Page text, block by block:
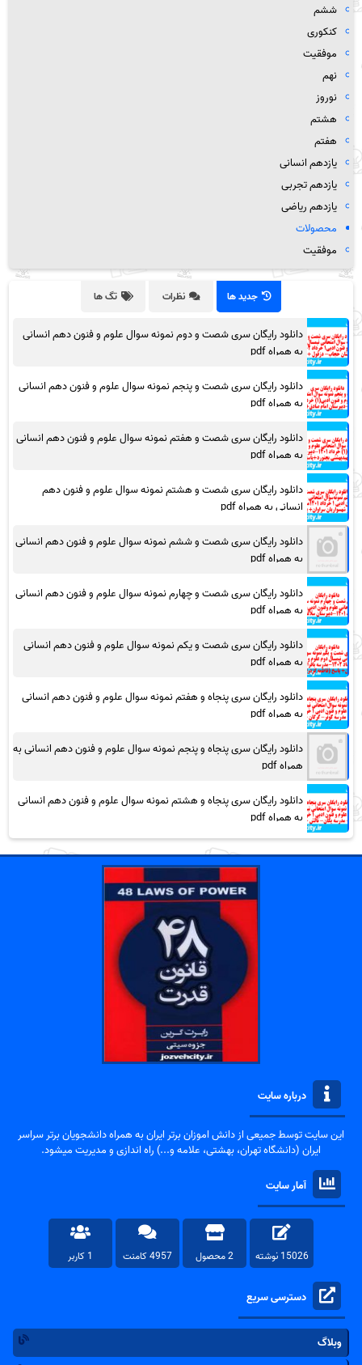
ششم
کنکوری
موفقیت
نهم
نوروز
هشتم
هفتم
یازدهم انسانی
یازدهم تجربی
یازدهم ریاضی
محصولات
موفقیت
جدید ها نظرات تگ ها
دانلود رایگان سری شصت و دوم نمونه سوال علوم و فنون دهم انسانی
به همراه pdf
دانلود رایگان سری شصت و پنجم نمونه سوال علوم و فنون دهم انسانی
به همراه pdf
دانلود رایگان سری شصت و هفتم نمونه سوال علوم و فنون دهم انسانی
به همراه pdf
دانلود رایگان سری شصت و هشتم نمونه سوال علوم و فنون دهم
انسانی به همراه pdf
دانلود رایگان سری شصت و ششم نمونه سوال علوم و فنون دهم انسانی
به همراه pdf
دانلود رایگان سری شصت و چهارم نمونه سوال علوم و فنون دهم انسانی
به همراه pdf
دانلود رایگان سری شصت و یکم نمونه سوال علوم و فنون دهم انسانی
به همراه pdf
دانلود رایگان سری پنجاه و هفتم نمونه سوال علوم و فنون دهم انسانی
به همراه pdf
دانلود رایگان سری پنجاه و پنجم نمونه سوال علوم و فنون دهم انسانی به
همراه pdf
دانلود رایگان سری پنجاه و هشتم نمونه سوال علوم و فنون دهم انسانی
به همراه pdf
درباره سایت
این سایت توسط جمیعی از دانش اموزان برتر ایران به همراه دانشجویان برتر سراسر
ایران (دانشگاه تهران، بهشتی، علامه و...) راه اندازی و مدیریت میشود.
آمار سایت
15026 نوشته 2 محصول 4957 کامنت 1 کاربر
دسترسی سریع
وبلاگ